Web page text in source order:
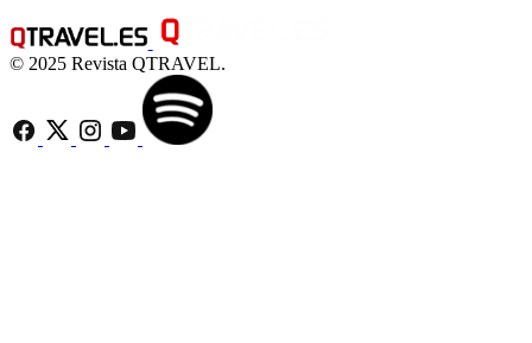
© 2025 Revista QTRAVEL.